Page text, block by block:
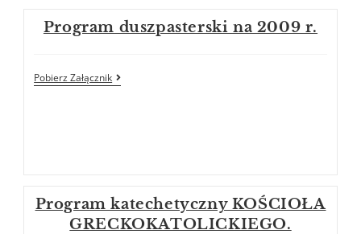
Program duszpasterski na 2009 r.
Pobierz Załącznik
Program katechetyczny KOŚCIOŁA
GRECKOKATOLICKIEGO.